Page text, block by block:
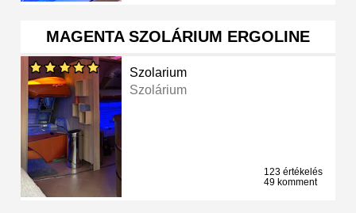
MAGENTA SZOLÁRIUM ERGOLINE
Szolarium
Szolárium
123 értékelés
49 komment